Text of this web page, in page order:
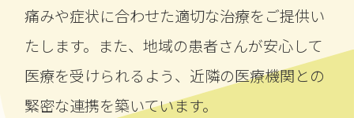
痛みや症状に合わせた適切な治療をご提供い
たします。また、地域の患者さんが安心して
医療を受けられるよう、近隣の医療機関との
緊密な連携を築いています。